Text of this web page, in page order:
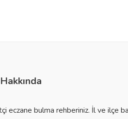
eczane bulma rehberiniz. İl ve ilçe